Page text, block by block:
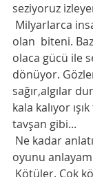
seziyoruz
olan  biteni.
olaca gücü ile
dönüyor.
sağır,algılar
kala kalıyor
tavşan gibi...
oyunu